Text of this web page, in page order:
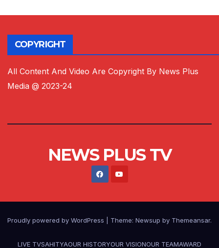
COPYRIGHT
All Content And Video Are Copyright By News Plus
Media @ 2023-24
NEWS PLUS TV
Proudly powered by WordPress Theme: Newsup by Themeansar.
LIVE TVSAHITYAOUR HISTORYOUR VISIONOUR TEAMAWARD